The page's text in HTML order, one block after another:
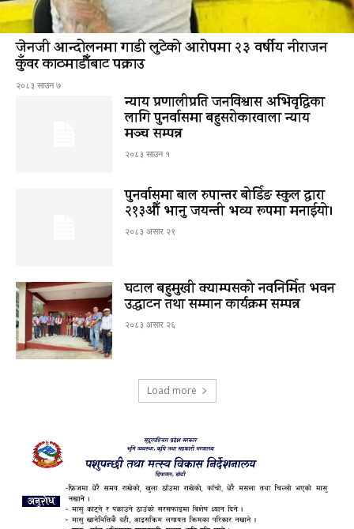
जेनजी आन्दोलनमा गाडी लुटेको आरोपमा २३ वर्षीय नीराजन
कुँवर काठमाडौँबाट पक्राउ
२०८३ साउन ७
न्याय प्रणालीप्रति जनविश्वास अभिवृद्धिका
लागि पुनर्वासमा बहुसरोकारवाला न्याय
मञ्च सम्पन्न
२०८३ साउन १
पुनर्वासमा बाल रुपान्तर बोर्डिङ स्कुल द्धारा
२१३औँ भानु जयन्ती भव्य रूपमा मनाईयो।
२०८३ असार २९
घटाल बहुमुखी क्याम्पसको नवनिर्मित भवन
उद्घाटन तथा सम्मान कार्यक्रम सम्पन्न
२०८३ असार २६
Load more